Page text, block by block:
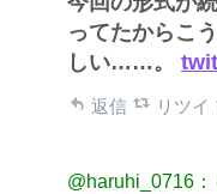
ってたからこ
しい……。
返信 リツイ
@haruhi_0716